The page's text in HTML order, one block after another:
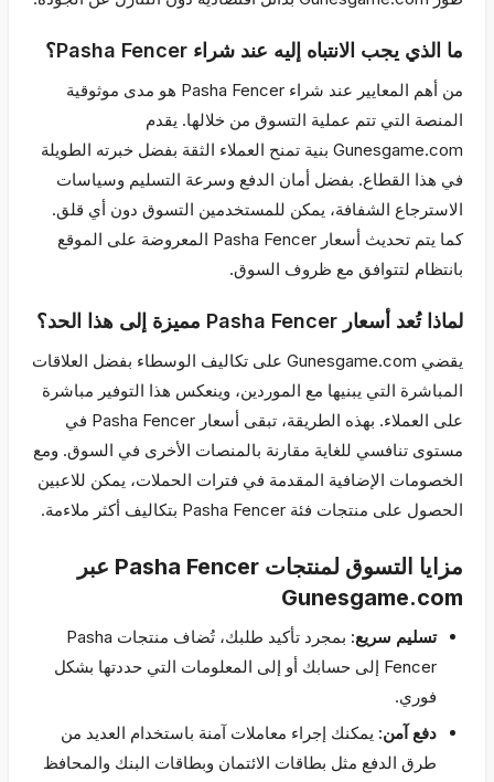
ما الذي يجب الانتباه إليه عند شراء Pasha Fencer؟
من أهم المعايير عند شراء Pasha Fencer هو مدى موثوقية
المنصة التي تتم عملية التسوق من خلالها. يقدم
Gunesgame.com بنية تمنح العملاء الثقة بفضل خبرته الطويلة
في هذا القطاع. بفضل أمان الدفع وسرعة التسليم وسياسات
الاسترجاع الشفافة، يمكن للمستخدمين التسوق دون أي قلق.
كما يتم تحديث أسعار Pasha Fencer المعروضة على الموقع
بانتظام لتتوافق مع ظروف السوق.
لماذا تُعد أسعار Pasha Fencer مميزة إلى هذا الحد؟
يقضي Gunesgame.com على تكاليف الوسطاء بفضل العلاقات
المباشرة التي يبنيها مع الموردين، وينعكس هذا التوفير مباشرة
على العملاء. بهذه الطريقة، تبقى أسعار Pasha Fencer في
مستوى تنافسي للغاية مقارنة بالمنصات الأخرى في السوق. ومع
الخصومات الإضافية المقدمة في فترات الحملات، يمكن للاعبين
الحصول على منتجات فئة Pasha Fencer بتكاليف أكثر ملاءمة.
مزايا التسوق لمنتجات Pasha Fencer عبر
Gunesgame.com
تسليم سريع:
بمجرد تأكيد طلبك، تُضاف منتجات Pasha
Fencer إلى حسابك أو إلى المعلومات التي حددتها بشكل
فوري.
دفع آمن: يمكنك إجراء معاملات آمنة باستخدام العديد من
طرق الدفع مثل بطاقات الائتمان وبطاقات البنك والمحافظ